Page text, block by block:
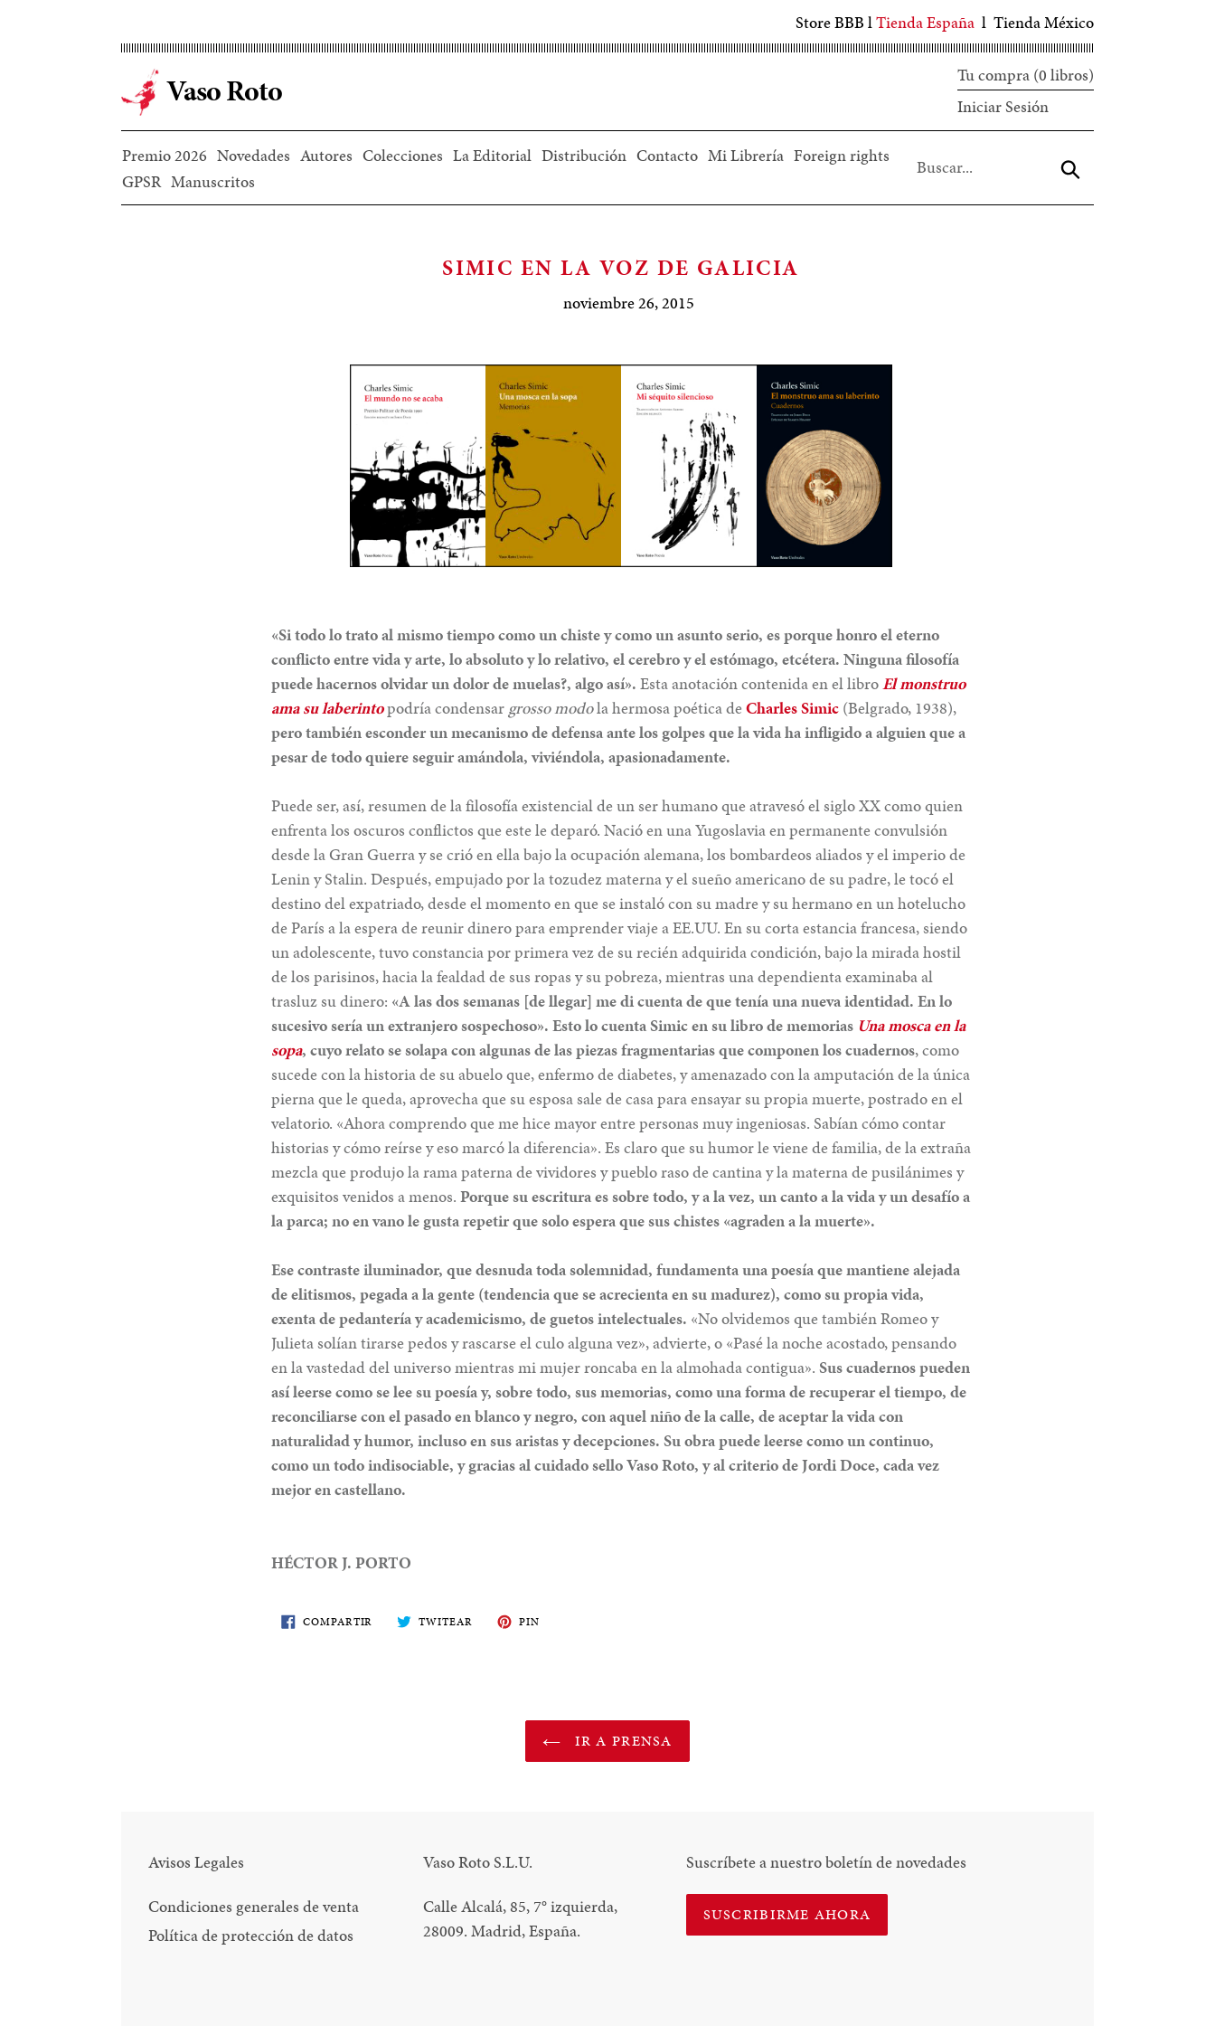
contenido
principal
Store BBB lTienda España l Tienda México
Vaso Roto
Tu compra (0 libros)
Iniciar SesiónIniciar
sesión
Premio 2026 Novedades Autores Colecciones La Editorial Distribución Contacto Mi Librería Foreign rights
GPSR Manuscritos
SIMIC EN LA VOZ DE GALICIA
noviembre 26, 2015
«Si todo lo trato al mismo tiempo como un chiste y como un asunto serio, es porque honro el eterno
conflicto entre vida y arte, lo absoluto y lo relativo, el cerebro y el estómago, etcétera. Ninguna filosofía
puede hacernos olvidar un dolor de muelas?, algo así». Esta anotación contenida en el libroEl monstruo
ama su laberintopodría condensar grosso modola hermosa poética de Charles Simic(Belgrado, 1938),
pero también esconder un mecanismo de defensa ante los golpes que la vida ha infligido a alguien que a
pesar de todo quiere seguir amándola, viviéndola, apasionadamente.
Puede ser, así, resumen de la filosofía existencial de un ser humano que atravesó el siglo XX como quien
enfrenta los oscuros conflictos que este le deparó. Nació en una Yugoslavia en permanente convulsión
desde la Gran Guerra y se crió en ella bajo la ocupación alemana, los bombardeos aliados y el imperio de
Lenin y Stalin. Después, empujado por la tozudez materna y el sueño americano de su padre, le tocó el
destino del expatriado, desde el momento en que se instaló con su madre y su hermano en un hotelucho
de París a la espera de reunir dinero para emprender viaje a EE.UU. En su corta estancia francesa, siendo
un adolescente, tuvo constancia por primera vez de su recién adquirida condición, bajo la mirada hostil
de los parisinos, hacia la fealdad de sus ropas y su pobreza, mientras una dependienta examinaba al
trasluz su dinero: «A las dos semanas [de llegar] me di cuenta de que tenía una nueva identidad. En lo
sucesivo sería un extranjero sospechoso». Esto lo cuenta Simic en su libro de memorias Una mosca en la
sopa, cuyo relato se solapa con algunas de las piezas fragmentarias que componen los cuadernos, como
sucede con la historia de su abuelo que, enfermo de diabetes, y amenazado con la amputación de la única
pierna que le queda, aprovecha que su esposa sale de casa para ensayar su propia muerte, postrado en el
velatorio. «Ahora comprendo que me hice mayor entre personas muy ingeniosas. Sabían cómo contar
historias y cómo reírse y eso marcó la diferencia». Es claro que su humor le viene de familia, de la extraña
mezcla que produjo la rama paterna de vividores y pueblo raso de cantina y la materna de pusilánimes y
exquisitos venidos a menos. Porque su escritura es sobre todo, y a la vez, un canto a la vida y un desafío a
la parca; no en vano le gusta repetir que solo espera que sus chistes «agraden a la muerte».
Ese contraste iluminador, que desnuda toda solemnidad, fundamenta una poesía que mantiene alejada
de elitismos, pegada a la gente (tendencia que se acrecienta en su madurez), como su propia vida,
exenta de pedantería y academicismo, de guetos intelectuales. «No olvidemos que también Romeo y
Julieta solían tirarse pedos y rascarse el culo alguna vez», advierte, o «Pasé la noche acostado, pensando
en la vastedad del universo mientras mi mujer roncaba en la almohada contigua». Sus cuadernos pueden
así leerse como se lee su poesía y, sobre todo, sus memorias, como una forma de recuperar el tiempo, de
reconciliarse con el pasado en blanco y negro, con aquel niño de la calle, de aceptar la vida con
naturalidad y humor, incluso en sus aristas y decepciones. Su obra puede leerse como un continuo,
como un todo indisociable, y gracias al cuidado sello Vaso Roto, y al criterio de Jordi Doce, cada vez
mejor en castellano.
HÉCTOR J. PORTO
COMPARTIR COMPARTETWITEAR TWITEA PIN
IR A PRENSA
Avisos Legales
Condiciones generales de venta
Política de protección de datos
Vaso Roto S.L.U.
Calle Alcalá, 85, 7°izquierda,
28009. Madrid, España.
Suscríbete a nuestro boletín de novedades
SUSCRIBIRME AHORA